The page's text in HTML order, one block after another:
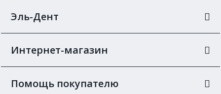
Эль-Дент
Интернет-магазин
Помощь покупателю